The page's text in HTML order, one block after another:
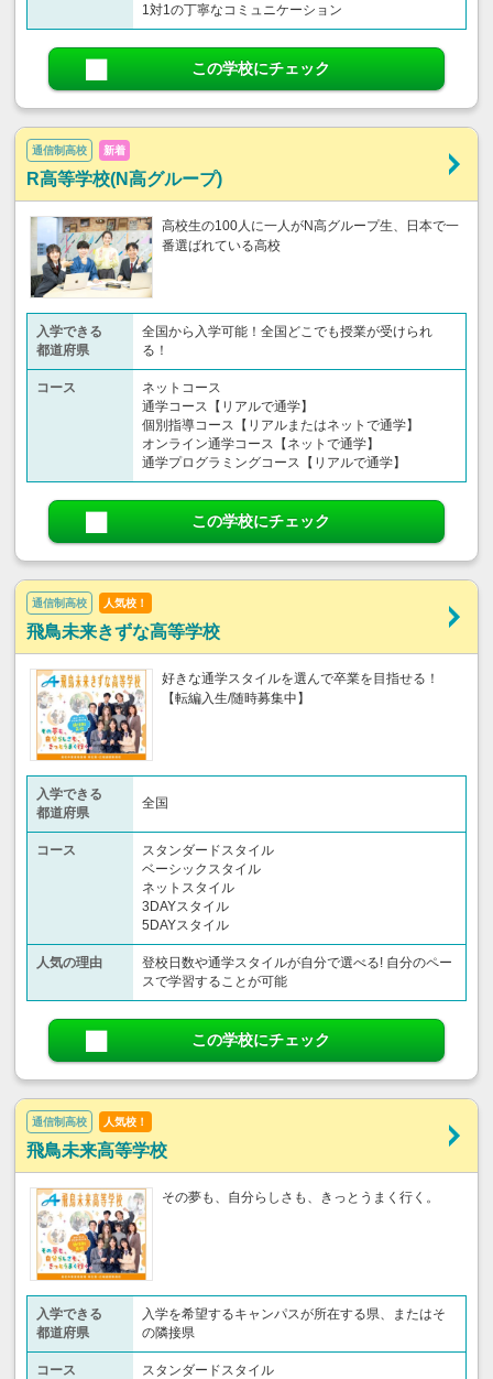
1対1の丁寧なコミュニケーション
この学校にチェック
通信制高校 新着
R高等学校(N高グループ)
高校生の100人に一人がN高グループ生、日本で一
番選ばれている高校
入学できる
都道府県
全国から入学可能！全国どこでも授業が受けられ
る！
コース
ネットコース
通学コース【リアルで通学】
個別指導コース【リアルまたはネットで通学】
オンライン通学コース【ネットで通学】
通学プログラミングコース【リアルで通学】
この学校にチェック
通信制高校 人気校！
飛鳥未来きずな高等学校
好きな通学スタイルを選んで卒業を目指せる！
【転編入生/随時募集中】
入学できる
都道府県
全国
コース
スタンダードスタイル
ベーシックスタイル
ネットスタイル
3DAYスタイル
5DAYスタイル
人気の理由
登校日数や通学スタイルが自分で選べる! 自分のペー
スで学習することが可能
この学校にチェック
通信制高校 人気校！
飛鳥未来高等学校
その夢も、自分らしさも、きっとうまく行く。
入学できる
都道府県
入学を希望するキャンパスが所在する県、またはそ
の隣接県
コース
スタンダードスタイル